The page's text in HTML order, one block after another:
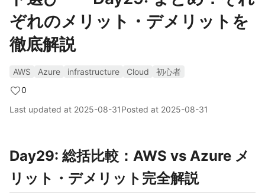
ぞれのメリット・デメリットを
徹底解説
AWS Azure infrastructure Cloud
初心者
0
Last updated at 2025-08-31Posted at 2025-08-31
Day29: 総括比較：AWS vs Azure メ
リット・デメリット完全解説